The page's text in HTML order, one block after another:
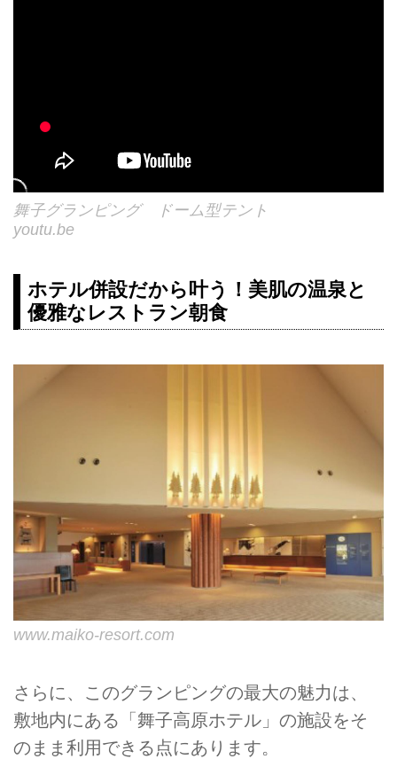
舞子グランピング ドーム型テント
youtu.be
ホテル併設だから叶う！美肌の温泉と
優雅なレストラン朝食
www.maiko-resort.com
さらに、このグランピングの最大の魅力は、
敷地内にある「舞子高原ホテル」の施設をそ
のまま利用できる点にあります。